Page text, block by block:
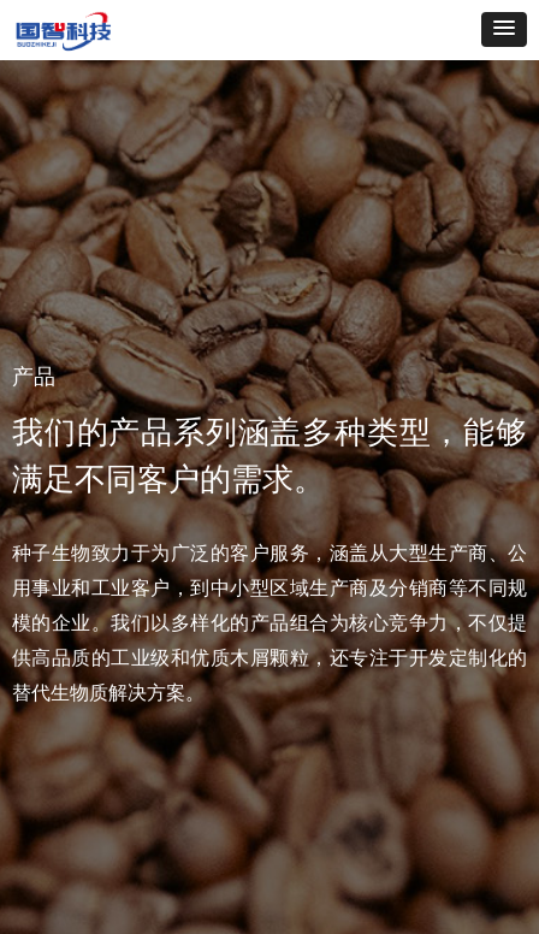
产品
我们的产品系列涵盖多种类型，能够
满足不同客户的需求。
种子生物致力于为广泛的客户服务，涵盖从大型生产商、公
用事业和工业客户，到中小型区域生产商及分销商等不同规
模的企业。我们以多样化的产品组合为核心竞争力，不仅提
供高品质的工业级和优质木屑颗粒，还专注于开发定制化的
替代生物质解决方案。